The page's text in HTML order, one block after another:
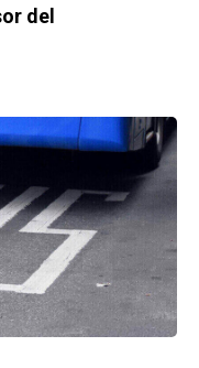
del